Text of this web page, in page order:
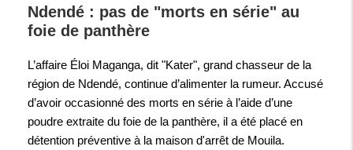
Ndendé : pas de "morts en série" au
foie de panthère
L’affaire Éloi Maganga, dit "Kater", grand chasseur de la
région de Ndendé, continue d’alimenter la rumeur. Accusé
d’avoir occasionné des morts en série à l’aide d’une
poudre extraite du foie de la panthère, il a été placé en
détention préventive à la maison d'arrêt de Mouila.